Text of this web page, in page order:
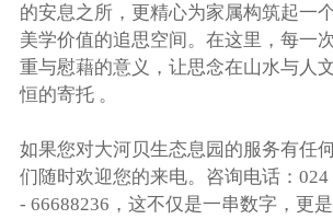
的安息之所，更精心为家属构筑起一
美学价值的追思空间。在这里，每一
重与慰藉的意义，让思念在山水与人
恒的寄托 。
如果您对大河贝生态息园的服务有任
们随时欢迎您的来电。咨询电话：024
- 66688236，这不仅是一串数字，更